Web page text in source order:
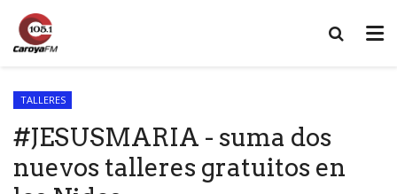
TALLERES
#JESUSMARIA - suma dos
nuevos talleres gratuitos en